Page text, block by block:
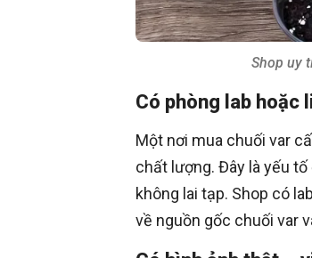
Shop uy
Có phòng lab hoặc
Một nơi mua chuối var
chất lượng. Đây là yếu
không lai tạp. Shop có
về nguồn gốc chuối var